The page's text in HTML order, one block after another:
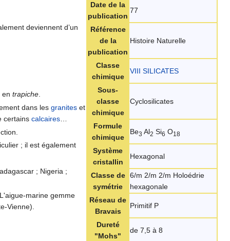
Date de la
publication
77
Référence
de la
publication
Histoire Naturelle
Classe
chimique
VIII SILICATES
Sous-
classe
chimique
Cyclosilicates
Formule
chimique
Be3 Al2 Si6 O18
Système
cristallin
Hexagonal
Classe de
symétrie
6/m 2/m 2/m Holoédrie
hexagonale
Réseau de
Bravais
Primitif P
Dureté
"Mohs"
de 7,5 à 8
deviennent d’un
entrapiche
dans lesgranites et
certainscalcaires
; il est également
; Nigeria ;
marine gemme
Vienne).